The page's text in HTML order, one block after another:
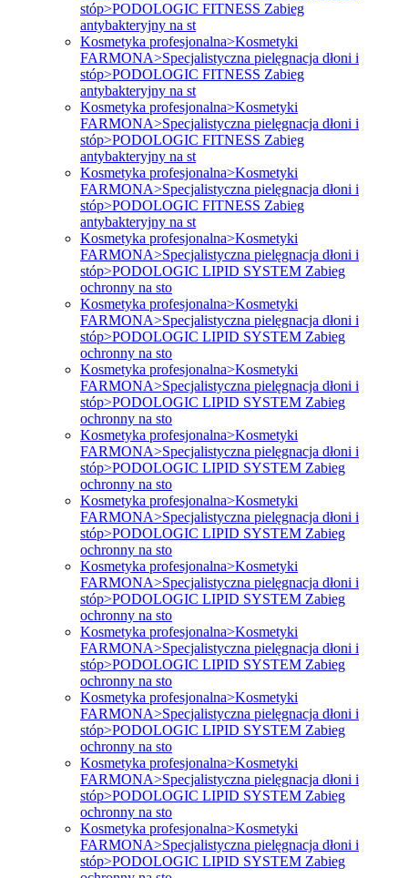
stóp>PODOLOGIC FITNESS Zabieg
antybakteryjny na st
Kosmetyka profesjonalna>Kosmetyki
FARMONA>Specjalistyczna pielęgnacja dłoni i
stóp>PODOLOGIC FITNESS Zabieg
antybakteryjny na st
Kosmetyka profesjonalna>Kosmetyki
FARMONA>Specjalistyczna pielęgnacja dłoni i
stóp>PODOLOGIC FITNESS Zabieg
antybakteryjny na st
Kosmetyka profesjonalna>Kosmetyki
FARMONA>Specjalistyczna pielęgnacja dłoni i
stóp>PODOLOGIC FITNESS Zabieg
antybakteryjny na st
Kosmetyka profesjonalna>Kosmetyki
FARMONA>Specjalistyczna pielęgnacja dłoni i
stóp>PODOLOGIC LIPID SYSTEM Zabieg
ochronny na sto
Kosmetyka profesjonalna>Kosmetyki
FARMONA>Specjalistyczna pielęgnacja dłoni i
stóp>PODOLOGIC LIPID SYSTEM Zabieg
ochronny na sto
Kosmetyka profesjonalna>Kosmetyki
FARMONA>Specjalistyczna pielęgnacja dłoni i
stóp>PODOLOGIC LIPID SYSTEM Zabieg
ochronny na sto
Kosmetyka profesjonalna>Kosmetyki
FARMONA>Specjalistyczna pielęgnacja dłoni i
stóp>PODOLOGIC LIPID SYSTEM Zabieg
ochronny na sto
Kosmetyka profesjonalna>Kosmetyki
FARMONA>Specjalistyczna pielęgnacja dłoni i
stóp>PODOLOGIC LIPID SYSTEM Zabieg
ochronny na sto
Kosmetyka profesjonalna>Kosmetyki
FARMONA>Specjalistyczna pielęgnacja dłoni i
stóp>PODOLOGIC LIPID SYSTEM Zabieg
ochronny na sto
Kosmetyka profesjonalna>Kosmetyki
FARMONA>Specjalistyczna pielęgnacja dłoni i
stóp>PODOLOGIC LIPID SYSTEM Zabieg
ochronny na sto
Kosmetyka profesjonalna>Kosmetyki
FARMONA>Specjalistyczna pielęgnacja dłoni i
stóp>PODOLOGIC LIPID SYSTEM Zabieg
ochronny na sto
Kosmetyka profesjonalna>Kosmetyki
FARMONA>Specjalistyczna pielęgnacja dłoni i
stóp>PODOLOGIC LIPID SYSTEM Zabieg
ochronny na sto
Kosmetyka profesjonalna>Kosmetyki
FARMONA>Specjalistyczna pielęgnacja dłoni i
stóp>PODOLOGIC LIPID SYSTEM Zabieg